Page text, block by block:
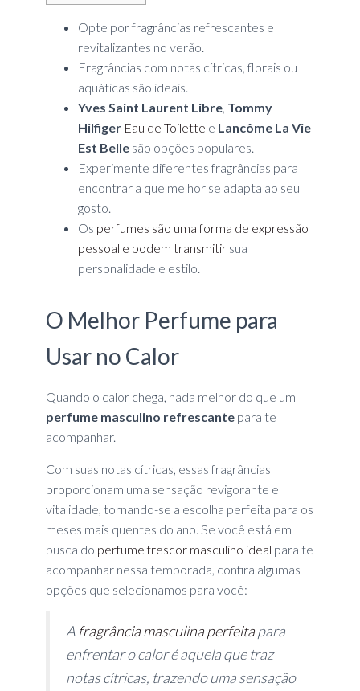
Opte por fragrâncias refrescantes e
revitalizantes no verão.
Fragrâncias com notas cítricas, florais ou
aquáticas são ideais.
Yves Saint Laurent Libre, Tommy
Hilfiger Eau de Toilette e Lancôme La Vie
Est Bellesão opções populares.
Experimente diferentes fragrâncias para
encontrar a que melhor se adapta ao seu
gosto.
Os perfumes são uma forma de expressão
pessoal e podem transmitirsua
personalidade e estilo.
O Melhor Perfume para
Usar no Calor
Quando o calor chega, nada melhor do que um
perfume masculino refrescantepara te
acompanhar.
Com suas notas cítricas, essas fragrâncias
proporcionam uma sensação revigorante e
vitalidade, tornando-se a escolha perfeita para os
meses mais quentes do ano. Se você está em
busca do perfume frescor masculino ideal para te
acompanhar nessa temporada, confira algumas
opções que selecionamos para você:
A fragrância masculina perfeitapara
enfrentar o calor é aquela que traz
notas cítricas, trazendo uma sensação